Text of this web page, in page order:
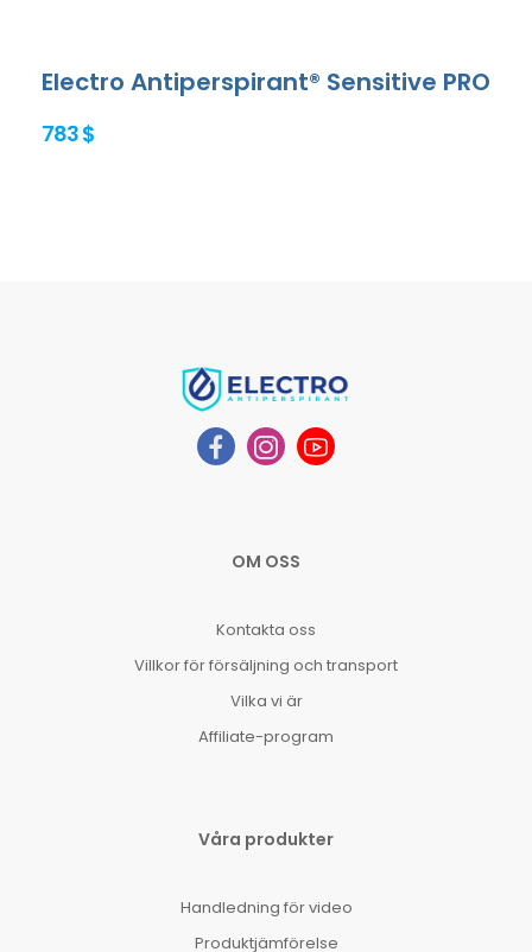
Electro Antiperspirant® Sensitive PRO
783 $
OM OSS
Kontakta oss
Villkor för försäljning och transport
Vilka vi är
Affiliate-program
Våra produkter
Handledning för video
Produktjämförelse